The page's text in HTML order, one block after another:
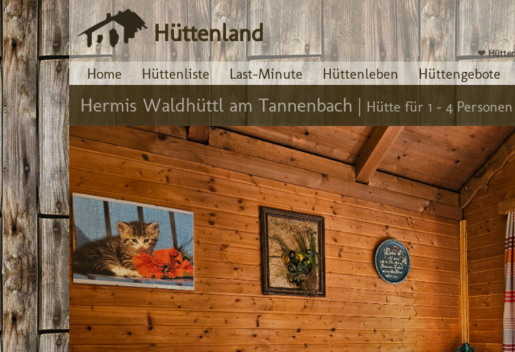
❤
Hüttenland
Home Hüttenliste Last-Minute Hüttenleben Hüttengebote
Hermis Waldhüttl am Tannenbach | Hütte für 1 - 4